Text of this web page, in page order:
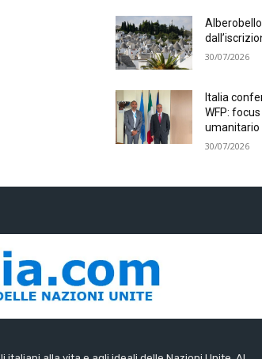
30/07/2026
Italia
WFP:
umanitario
30/07/2026